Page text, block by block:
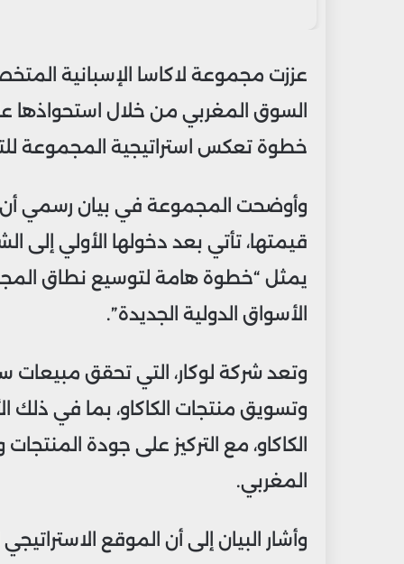
عززت مجموعة لاكاسا الإسبانية
السوق المغربي من خلال استحواذها
خطوة تعكس استراتيجية المجموعة
وأوضحت المجموعة في بيان رسمي
يمثل “خطوة هامة لتوسيع نطاق
الأسواق الدولية الجديدة”.
وتسويق منتجات الكاكاو، بما في ذلك
الكاكاو، مع التركيز على جودة
المغربي.
وأشار البيان إلى أن الموقع